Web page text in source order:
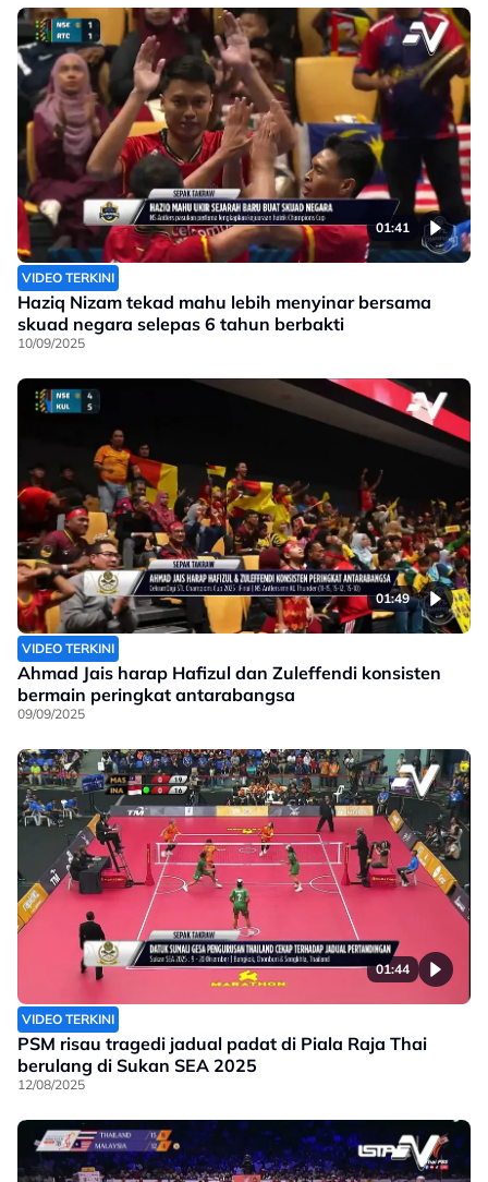
01:41
VIDEO TERKINI
Haziq Nizam tekad mahu lebih menyinar bersama
skuad negara selepas 6 tahun berbakti
10/09/2025
01:49
VIDEO TERKINI
Ahmad Jais harap Hafizul dan Zuleffendi konsisten
bermain peringkat antarabangsa
09/09/2025
01:44
VIDEO TERKINI
PSM risau tragedi jadual padat di Piala Raja Thai
berulang di Sukan SEA 2025
12/08/2025